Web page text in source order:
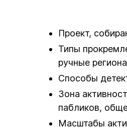
Проект,
Типы
ручные
Способы
Зона
пабликов,
Масштабы